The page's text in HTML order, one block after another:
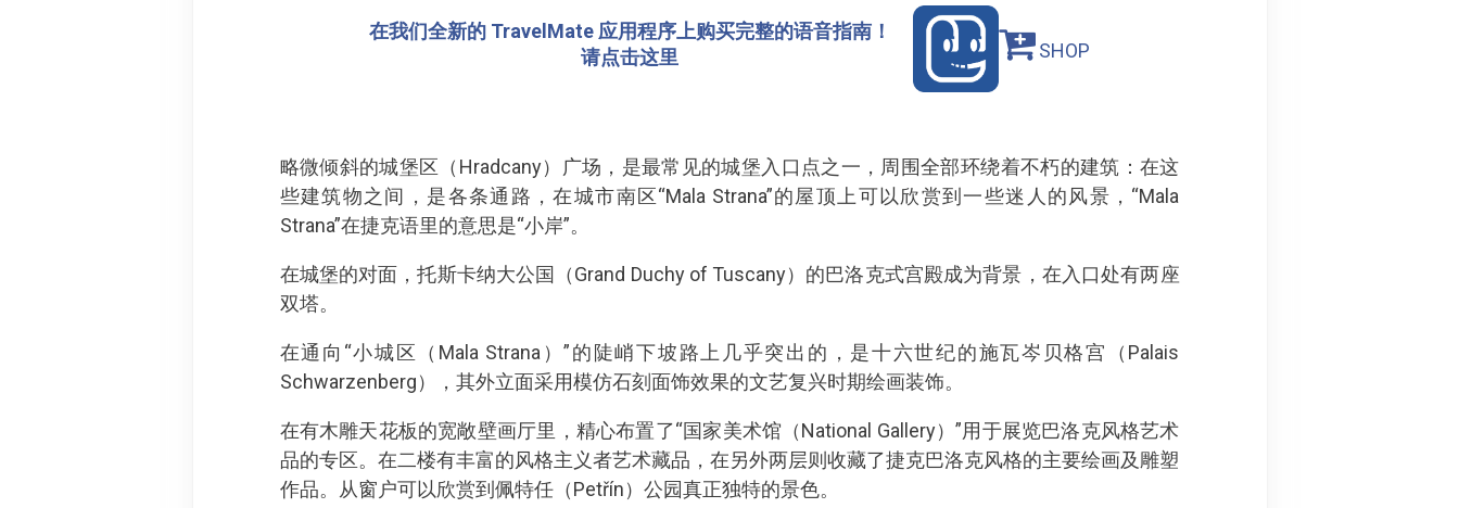
在我们全新的 TravelMate 应用程序上购买完整的语音指南！
请点击这里
SHOP
略微倾斜的城堡区（Hradcany）广场，是最常见的城堡入口点之一，周围全部环绕着不朽的建筑：在这
些建筑物之间，是各条通路，在城市南区“Mala Strana”的屋顶上可以欣赏到一些迷人的风景，“Mala
Strana”在捷克语里的意思是“小岸”。
在城堡的对面，托斯卡纳大公国（Grand Duchy of Tuscany）的巴洛克式宫殿成为背景，在入口处有两座
双塔。
在通向“小城区（Mala Strana）”的陡峭下坡路上几乎突出的，是十六世纪的施瓦岑贝格宫（Palais
Schwarzenberg），其外立面采用模仿石刻面饰效果的文艺复兴时期绘画装饰。
在有木雕天花板的宽敞壁画厅里，精心布置了“国家美术馆（National Gallery）”用于展览巴洛克风格艺术
品的专区。在二楼有丰富的风格主义者艺术藏品，在另外两层则收藏了捷克巴洛克风格的主要绘画及雕塑
作品。从窗户可以欣赏到佩特任（Petřín）公园真正独特的景色。